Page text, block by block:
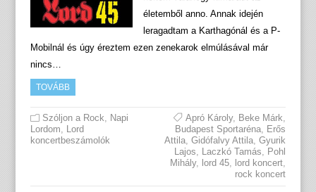
életemből anno. Annak idején
leragadtam a Karthagónál és a P-
Mobilnál és úgy éreztem ezen zenekarok elmúlásával már
nincs…
TOVÁBB
Szóljon a Rock, Napi
Lordom, Lord
koncertbeszámolók
Apró Károly, Beke Márk,
Budapest Sportaréna, Erős
Attila,Gidófalvy Attila,Gyurik
Lajos, Laczkó Tamás, Pohl
Mihály, lord 45, lord koncert,
rock koncert